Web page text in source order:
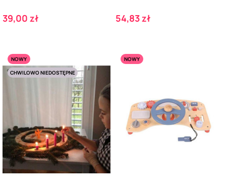
Cena
39,00 zł Cena
54,83 zł
NOWY
CHWILOWO NIEDOSTĘPNE
NOWY